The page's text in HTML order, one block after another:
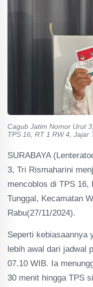
Cagub Jatim Nomor Urut
TPS 16, RT 1 RW 4, Jajar
SURABAYA
3, Tri Rismaharini
mencoblos di TPS 16,
Tunggal, Kecamatan
Rabu(27/11/2024).
Seperti kebiasaannya
lebih awal dari jadwal
07.10 WIB. Ia
30 menit hingga TPS